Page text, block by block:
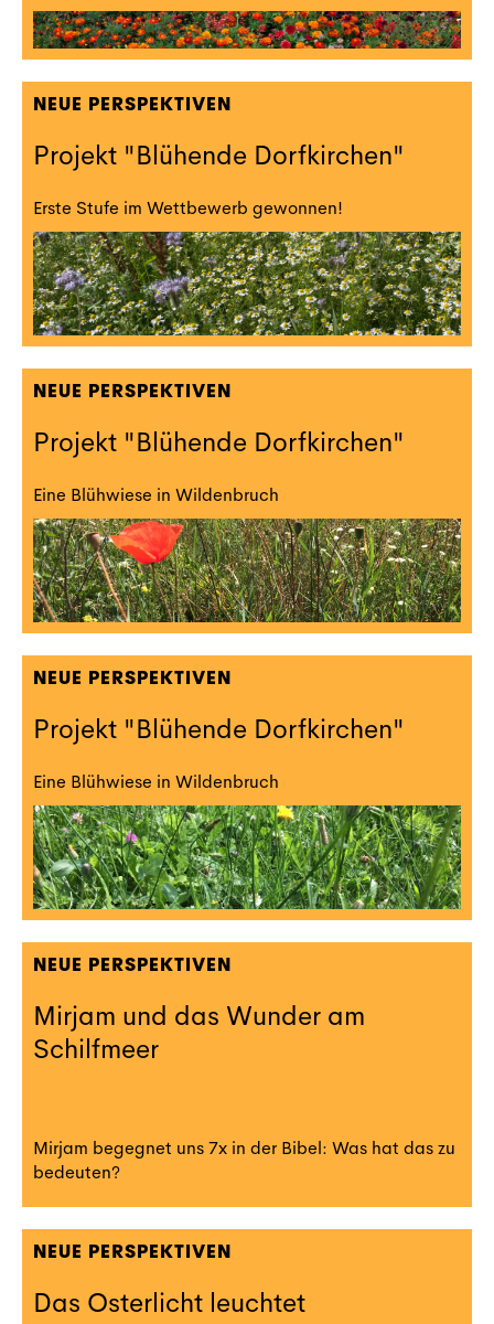
NEUE PERSPEKTIVEN
Projekt "Blühende Dorfkirchen"
Erste Stufe im Wettbewerb gewonnen!
NEUE PERSPEKTIVEN
Projekt "Blühende Dorfkirchen"
Eine Blühwiese in Wildenbruch
NEUE PERSPEKTIVEN
Projekt "Blühende Dorfkirchen"
Eine Blühwiese in Wildenbruch
NEUE PERSPEKTIVEN
Mirjam und das Wunder am
Schilfmeer
Mirjam begegnet uns 7x in der Bibel: Was hat das zu
bedeuten?
NEUE PERSPEKTIVEN
Das Osterlicht leuchtet